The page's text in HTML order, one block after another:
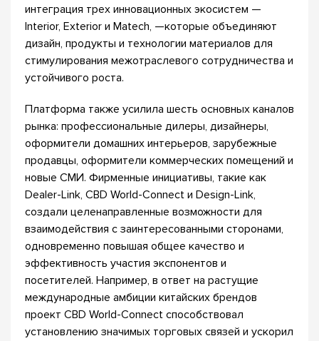
интеграция трех инновационных экосистем —
Interior, Exterior и Matech, —которые объединяют
дизайн, продукты и технологии материалов для
стимулирования межотраслевого сотрудничества и
устойчивого роста.
Платформа также усилила шесть основных каналов
рынка: профессиональные дилеры, дизайнеры,
оформители домашних интерьеров, зарубежные
продавцы, оформители коммерческих помещений и
новые СМИ. Фирменные инициативы, такие как
Dealer-Link, CBD World-Connect и Design-Link,
создали целенаправленные возможности для
взаимодействия с заинтересованными сторонами,
одновременно повышая общее качество и
эффективность участия экспонентов и
посетителей. Например, в ответ на растущие
международные амбиции китайских брендов
проект CBD World-Connect способствовал
установлению значимых торговых связей и ускорил